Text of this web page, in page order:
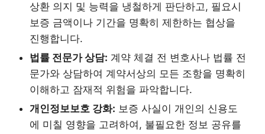
상환 의지 및 능력을 냉철하게 판단하고, 필요시
보증 금액이나 기간을 명확히 제한하는 협상을
진행합니다.
법률 전문가 상담: 계약 체결 전 변호사나 법률 전
문가와 상담하여 계약서상의 모든 조항을 명확히
이해하고 잠재적 위험을 파악합니다.
개인정보보호 강화: 보증 사실이 개인의 신용도
에 미칠 영향을 고려하여, 불필요한 정보 공유를